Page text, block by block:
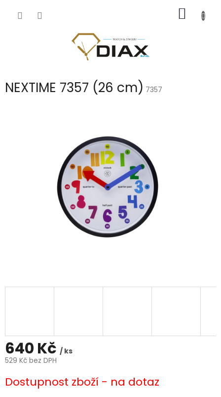
KOŠÍK
NEXTIME 7357 (26 cm) 7357
640 Kč / ks
529 Kč bez DPH
cena:
Dostupnost zboží - na dotaz